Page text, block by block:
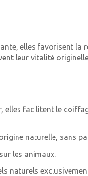
elles favorisent la
leur vitalité
elles facilitent le
naturelle, sans
les animaux.
naturels